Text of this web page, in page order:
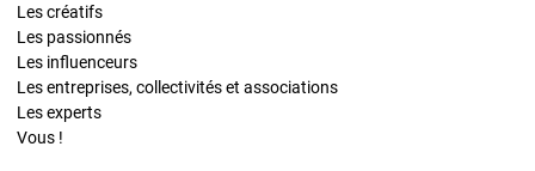
Les créatifs
Les passionnés
Les influenceurs
Les entreprises, collectivités et associations
Les experts
Vous !